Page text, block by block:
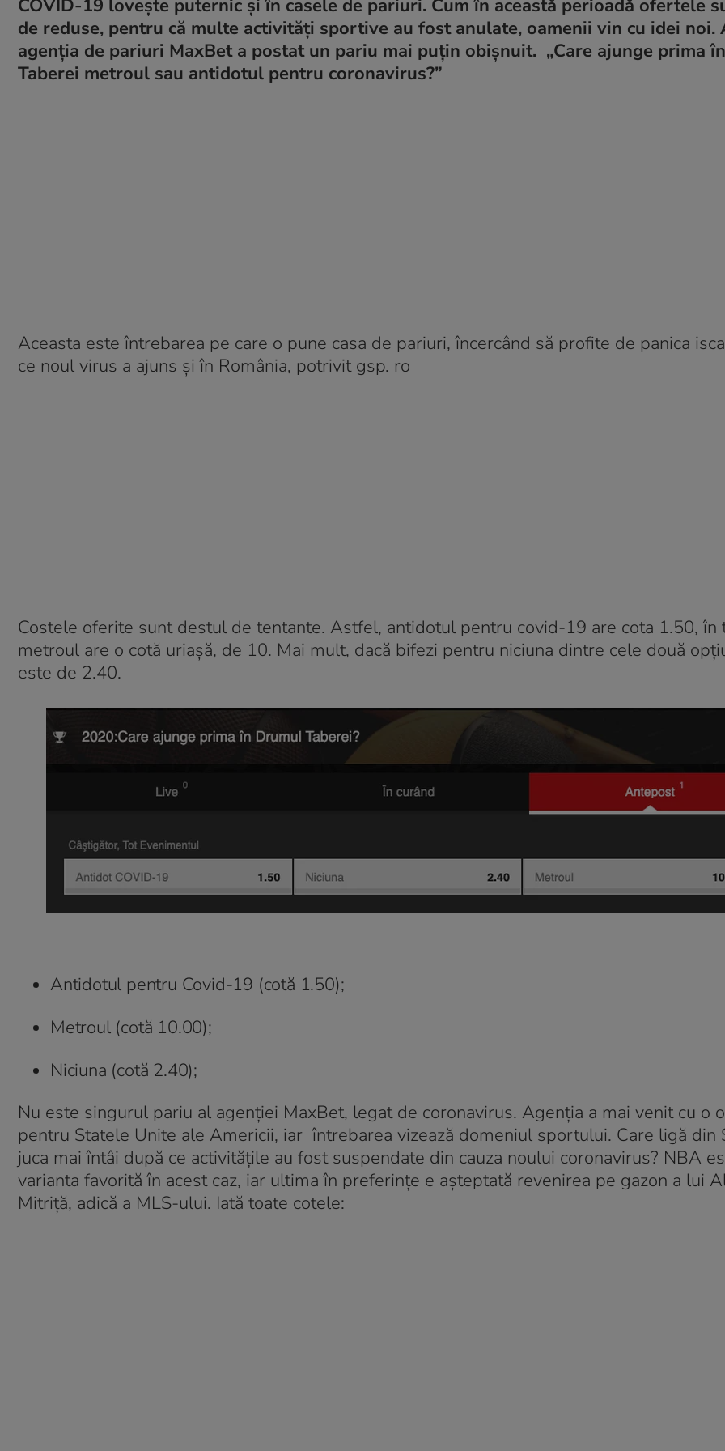
COVID-19 lovește puternic și în casele de pariuri. Cum în această perioadă ofertele
de reduse, pentru că multe activități sportive au fost anulate, oamenii vin cu idei noi.
agenția de pariuri MaxBet a postat un pariu mai puțin obișnuit. „Care ajunge prima
Taberei metroul sau antidotul pentru coronavirus?”
Aceasta este întrebarea pe care o pune casa de pariuri, încercând să profite de panica
ce noul virus a ajuns și în România, potrivit gsp. ro
Costele oferite sunt destul de tentante. Astfel, antidotul pentru covid-19 are cota 1.50, în
metroul are o cotă uriașă, de 10. Mai mult, dacă bifezi pentru niciuna dintre cele două
este de 2.40.
Antidotul pentru Covid-19 (cotă 1.50);
Metroul (cotă 10.00);
Niciuna (cotă 2.40);
Nu este singurul pariu al agenției MaxBet, legat de coronavirus. Agenția a mai venit cu o
pentru Statele Unite ale Americii, iar întrebarea vizează domeniul sportului. Care ligă din
juca mai întâi după ce activitățile au fost suspendate din cauza noului coronavirus? NBA
varianta favorită în acest caz, iar ultima în preferințe e așteptată revenirea pe gazon a lui
Mitriță, adică a MLS-ului. Iată toate cotele: